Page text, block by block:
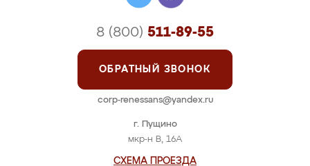
г. Пущино
мкр-н В, 16А
СХЕМА ПРОЕЗДА
8 (800) 511-89-55
ОБРАТНЫЙ ЗВОНОК
corp-renessans@yandex.ru